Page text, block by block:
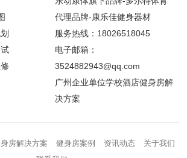
代理品牌-康乐佳健身器材
服务热线：18026518045
电子邮箱：
3524882943@qq.com
广州企业单位学校酒店健身房解
决方案
房解决方案 健身房案例 资讯动态
关于我们